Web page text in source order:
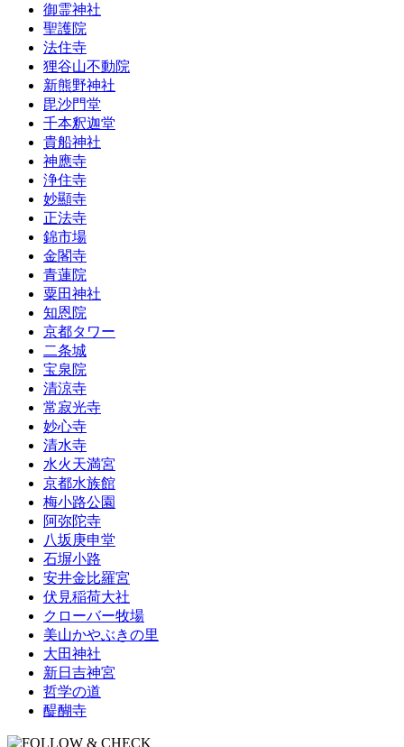
御霊神社
聖護院
法住寺
狸谷山不動院
新熊野神社
毘沙門堂
千本釈迦堂
貴船神社
神應寺
浄住寺
妙顯寺
正法寺
錦市場
金閣寺
青蓮院
粟田神社
知恩院
京都タワー
二条城
宝泉院
清涼寺
常寂光寺
妙心寺
清水寺
水火天満宮
京都水族館
梅小路公園
阿弥陀寺
八坂庚申堂
石塀小路
安井金比羅宮
伏見稲荷大社
クローバー牧場
美山かやぶきの里
大田神社
新日吉神宮
哲学の道
醍醐寺